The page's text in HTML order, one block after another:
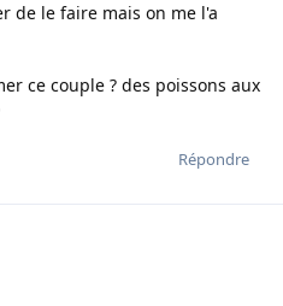
de le faire mais on me l'a
ce couple ? des poissons aux
Répondre